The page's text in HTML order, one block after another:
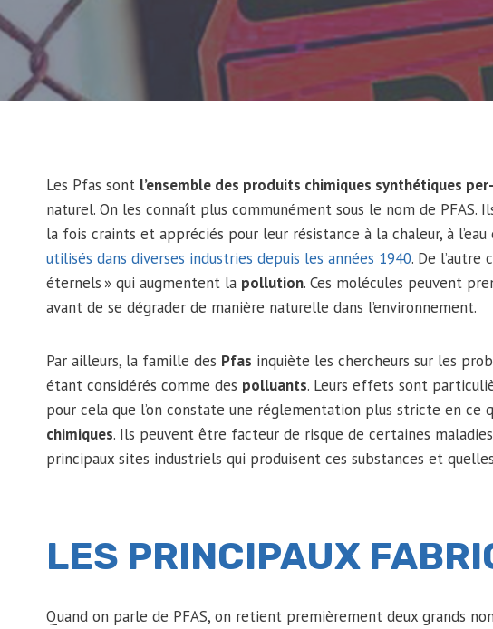
Les Pfas sont l’ensemble des produits chimiques synthétiques
naturel. On les connaît plus communément sous le nom de PFAS.
la fois craints et appréciés pour leur résistance à la chaleur, à
utilisés dans diverses industries depuis les années 1940. De l’autre
éternels » qui augmentent la pollution. Ces molécules peuvent
avant de se dégrader de manière naturelle dans l’environnement.
Par ailleurs, la famille des Pfas inquiète les chercheurs sur les
étant considérés comme des polluants. Leurs effets sont
pour cela que l’on constate une réglementation plus stricte en ce
chimiques. Ils peuvent être facteur de risque de certaines
principaux sites industriels qui produisent ces substances et
LES PRINCIPAUX
Quand on parle de PFAS, on retient premièrement deux grands